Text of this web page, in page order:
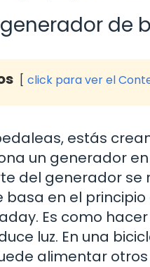
de
click para ver el
estás
un generador
del generador se
basa en el
Es como
luz. En una
alimentar otros